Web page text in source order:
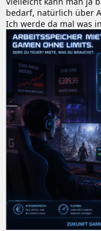
:
bedarf, natürlich über
Ich werde da mal was